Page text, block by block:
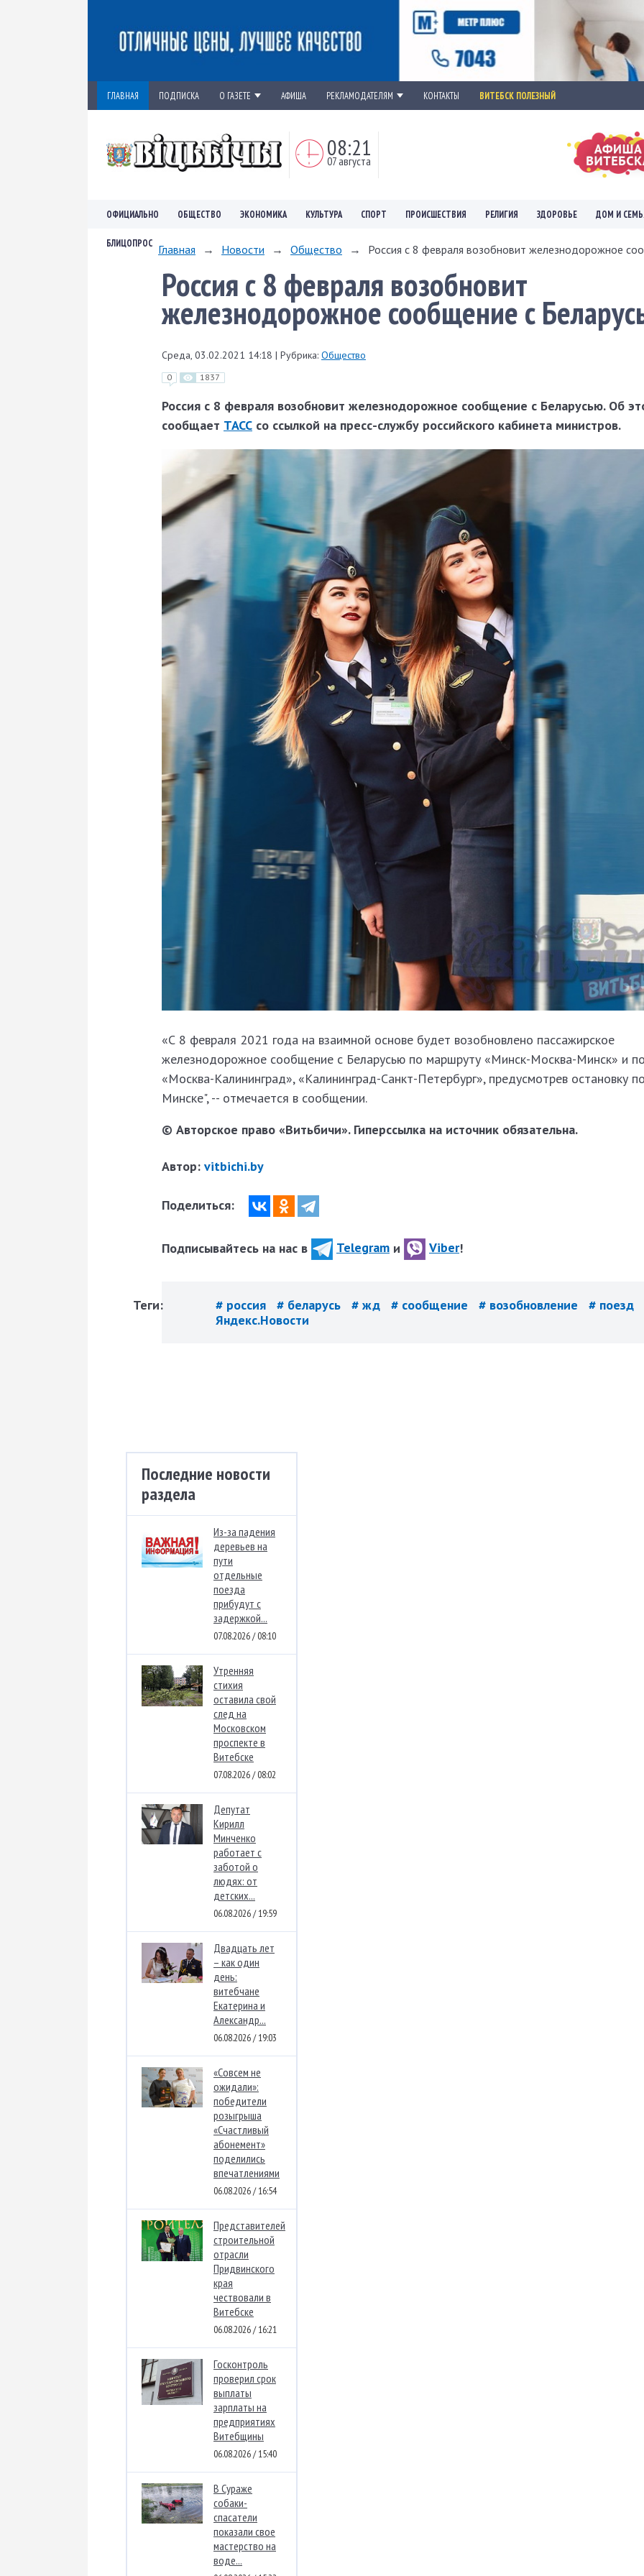
ГЛАВНАЯ ПОДПИСКА О ГАЗЕТЕ АФИША РЕКЛАМОДАТЕЛЯМ КОНТАКТЫ ВИТЕБСК ПОЛЕЗНЫЙ
08:21
07 августа
ОФИЦИАЛЬНО ОБЩЕСТВО ЭКОНОМИКА КУЛЬТУРА СПОРТ ПРОИСШЕСТВИЯ РЕЛИГИЯ ЗДОРОВЬЕ ДОМ И
БЛИЦОПРОС Главная → Новости → Общество → Россия с 8 февраля возобновит железнодорожное
Россия с 8 февраля возобновит
железнодорожное сообщение с
Среда, 03.02.2021 14:18 | Рубрика: Общество
0 1837
Россия с 8 февраля возобновит железнодорожное сообщение с Беларусью. Об
сообщает ТАСС со ссылкой на пресс-службу российского кабинета министров.
«С 8 февраля 2021 года на взаимной основе будет возобновлено пассажирское
железнодорожное сообщение с Беларусью по маршруту «Минск-Москва-Минск» и
«Москва-Калининград», «Калининград-Санкт-Петербург», предусмотрев остановку
Минске", -- отмечается в сообщении.
© Авторское право «Витьбичи». Гиперссылка на источник обязательна.
Автор: vitbichi.by
Поделиться:
Подписывайтесь на нас в Telegram и Viber!
Теги: # россия # беларусь # жд # сообщение # возобновление
# поезд
Яндекс.Новости
Последние новости
раздела
Из-за падения
деревьев на
пути
отдельные
поезда
прибудут с
задержкой...
07.08.2026 / 08:10
Утренняя
стихия
оставила свой
след на
Московском
проспекте в
Витебске
07.08.2026 / 08:02
Депутат
Кирилл
Минченко
работает с
заботой о
людях: от
детских...
06.08.2026 / 19:59
Двадцать лет
– как один
день:
витебчане
Екатерина и
Александр...
06.08.2026 / 19:03
«Совсем не
ожидали»:
победители
розыгрыша
«Счастливый
абонемент»
поделились
впечатлениями
06.08.2026 / 16:54
Представителей
строительной
отрасли
Придвинского
края
чествовали в
Витебске
06.08.2026 / 16:21
Госконтроль
проверил срок
выплаты
зарплаты на
предприятиях
Витебщины
06.08.2026 / 15:40
В Сураже
собаки-
спасатели
показали свое
мастерство на
воде...